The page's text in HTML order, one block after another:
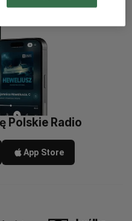
Polskie Radio
App Store